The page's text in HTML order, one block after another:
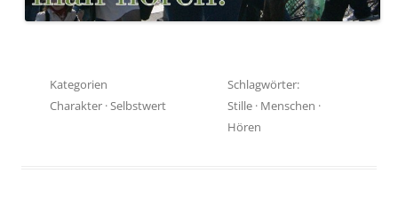
Kategorien
Charakter ·Selbstwert
Schlagwörter:
Stille · Menschen ·
Hören